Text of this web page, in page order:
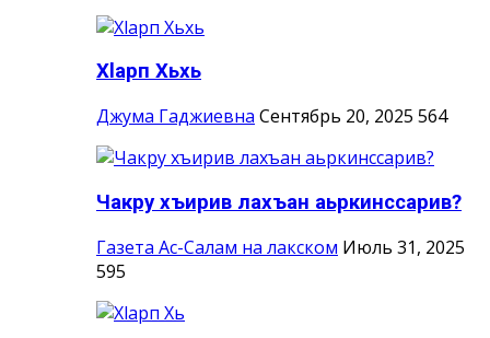
Хlарп Хьхь
Джума Гаджиевна Сентябрь 20, 2025 564
Чакру хъирив лахъан аьркинссарив?
Газета Ас-Салам на лакском Июль 31, 2025
595